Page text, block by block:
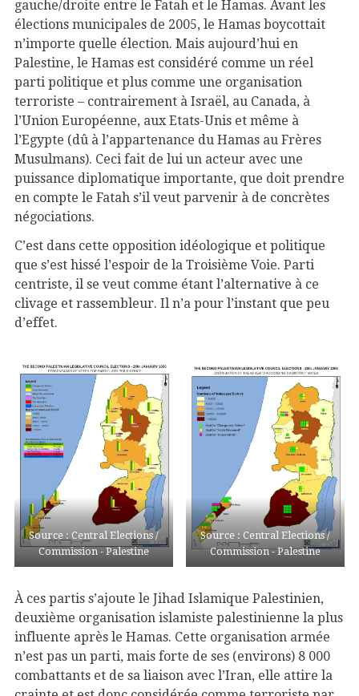
gauche/droite entre le Fatah et le Hamas. Avant les
élections municipales de 2005, le Hamas boycottait
n’importe quelle élection. Mais aujourd’hui en
Palestine, le Hamas est considéré comme un réel
parti politique et plus comme une organisation
terroriste – contrairement à Israël, au Canada, à
l’Union Européenne, aux Etats-Unis et même à
l’Egypte (dû à l’appartenance du Hamas au Frères
Musulmans). Ceci fait de lui un acteur avec une
puissance diplomatique importante, que doit prendre
en compte le Fatah s’il veut parvenir à de concrètes
négociations.
C’est dans cette opposition idéologique et politique
que s’est hissé l’espoir de la Troisième Voie. Parti
centriste, il se veut comme étant l’alternative à ce
clivage et rassembleur. Il n’a pour l’instant que peu
d’effet.
Source : Central Elections /
Commission - Palestine
Source : Central Elections /
Commission - Palestine
À ces partis s’ajoute le Jihad Islamique Palestinien,
deuxième organisation islamiste palestinienne la plus
influente après le Hamas. Cette organisation armée
n’est pas un parti, mais forte de ses (environs) 8 000
combattants et de sa liaison avec l’Iran, elle attire la